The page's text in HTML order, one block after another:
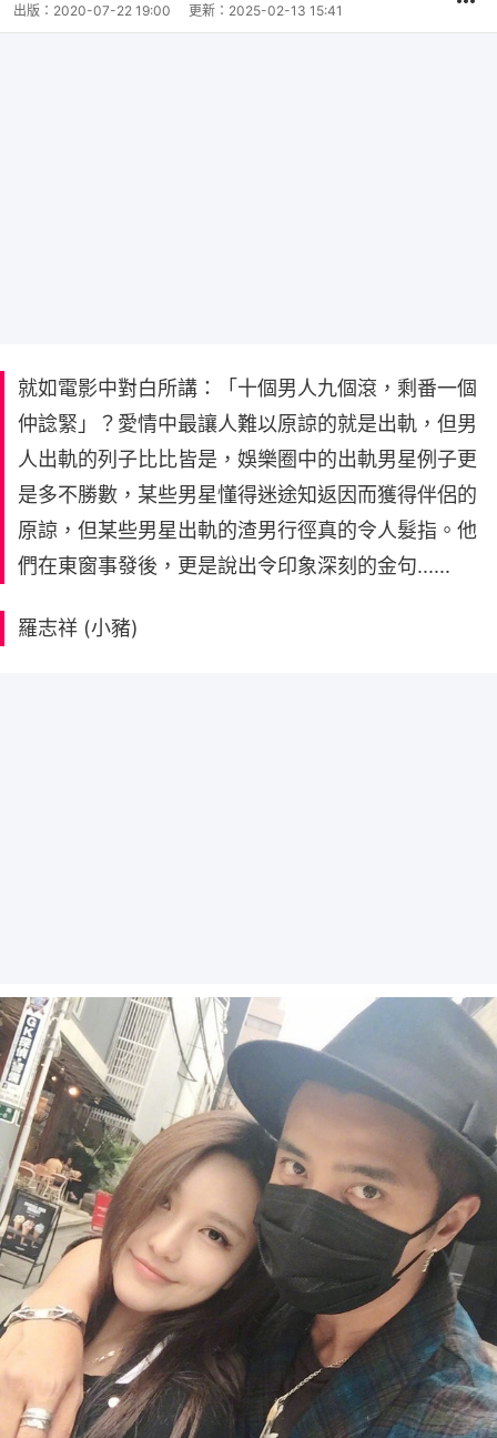
出版： 2020-07-22 19:00 更新： 2025-02-13 15:41
就如電影中對白所講：「十個男人九個滾，剩番一個
仲諗緊」？愛情中最讓人難以原諒的就是出軌，但男
人出軌的列子比比皆是，娛樂圈中的出軌男星例子更
是多不勝數，某些男星懂得迷途知返因而獲得伴侶的
原諒，但某些男星出軌的渣男行徑真的令人髮指。他
們在東窗事發後，更是說出令印象深刻的金句......
羅志祥 (小豬)